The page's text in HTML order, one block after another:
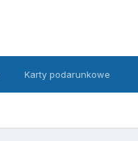
Karty podarunkowe